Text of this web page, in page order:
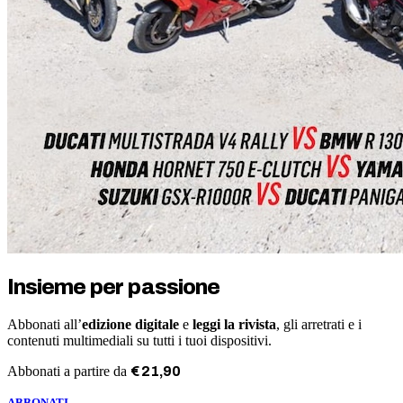
Insieme per passione
Abbonati all’edizione digitale e leggi la rivista, gli arretrati e i
contenuti multimediali su tutti i tuoi dispositivi.
Abbonati a partire da €21,90